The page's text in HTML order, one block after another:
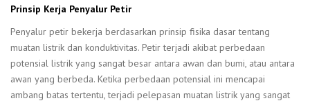
Prinsip Kerja Penyalur Petir
Penyalur petir bekerja berdasarkan prinsip fisika dasar tentang
muatan listrik dan konduktivitas. Petir terjadi akibat perbedaan
potensial listrik yang sangat besar antara awan dan bumi, atau antara
awan yang berbeda. Ketika perbedaan potensial ini mencapai
ambang batas tertentu, terjadi pelepasan muatan listrik yang sangat